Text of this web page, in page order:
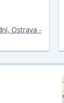
Ostrava -